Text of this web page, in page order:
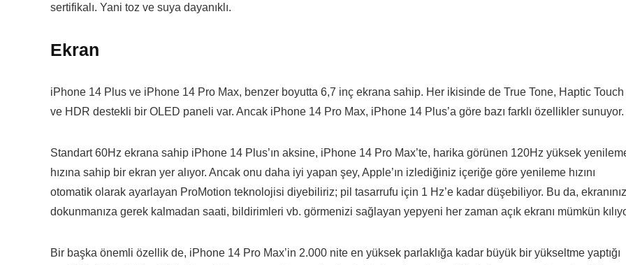
sertifikalı. Yani toz ve suya dayanıklı.
Ekran
iPhone 14 Plus ve iPhone 14 Pro Max, benzer boyutta 6,7 ​​inç ekrana sahip. Her ikisinde de True Tone, Haptic Touch
ve HDR destekli bir OLED paneli var. Ancak iPhone 14 Pro Max, iPhone 14 Plus’a göre bazı farklı özellikler sunuyor.
Standart 60Hz ekrana sahip iPhone 14 Plus’ın aksine, iPhone 14 Pro Max’te, harika görünen 120Hz yüksek
hızına sahip bir ekran yer alıyor. Ancak onu daha iyi yapan şey, Apple’ın izlediğiniz içeriğe göre yenileme hızını
otomatik olarak ayarlayan ProMotion teknolojisi diyebiliriz; pil tasarrufu için 1 Hz’e kadar düşebiliyor. Bu da,
dokunmanıza gerek kalmadan saati, bildirimleri vb. görmenizi sağlayan yepyeni her zaman açık ekranı mümkün
Bir başka önemli özellik de, iPhone 14 Pro Max’in 2.000 nite en yüksek parlaklığa kadar büyük bir yükseltme yaptığı